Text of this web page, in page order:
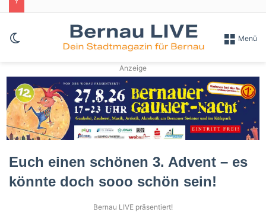
Skin umschalten Menü
Anzeige
Euch einen schönen 3. Advent – es
könnte doch sooo schön sein!
Bernau LIVE präsentiert!